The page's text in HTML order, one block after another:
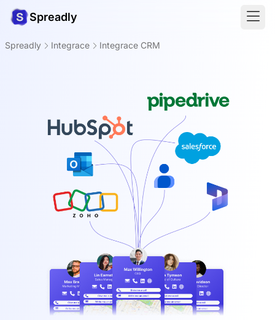
Spreadly
Spreadly Integrace Integrace CRM